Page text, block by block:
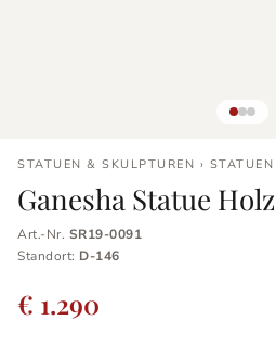
STATUEN & SKULPTUREN › STATUEN
Ganesha Statue Holz
Art.-Nr. SR19-0091
Standort: D-146
€ 1.290